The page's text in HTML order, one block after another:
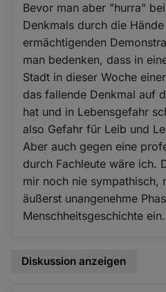
Bevor man aber "hurra"
Denkmals durch die
ermächtigenden
man bedenken, dass in
Stadt in dieser Woche
das fallende Denkmal auf
hat und in Lebensgefahr
also Gefahr für Leib und
Aber auch gegen eine
durch Fachleute wäre ich.
mir noch nie sympathisch,
äußerst unangenehme
Menschheitsgeschichte ein.
Diskussion anzeigen